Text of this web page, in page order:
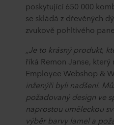
poskytující 650 000
se skládá z dřevěných
zvukově pohltivého
„Je to krásný produkt,
říká Remon Janse, který
Employee Webshop &
inženýři byli nadšení.
požadovaný design ve
naprostou uměleckou
výběr barvy lamel a